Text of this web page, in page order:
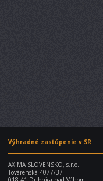
Výhradné zastúpenie v SR
AXIMA SLOVENSKO, s.r.o.
Továrenská 4077/37